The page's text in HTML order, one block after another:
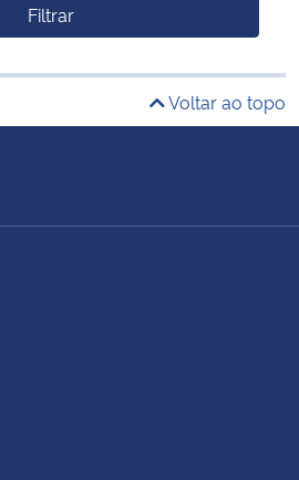
Filtrar
Voltar ao topo